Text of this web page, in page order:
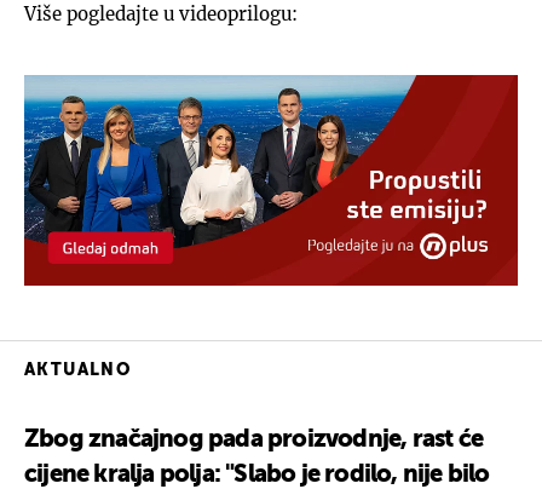
Više pogledajte u videoprilogu:
AKTUALNO
Zbog značajnog pada proizvodnje, rast će
cijene kralja polja: "Slabo je rodilo, nije bilo